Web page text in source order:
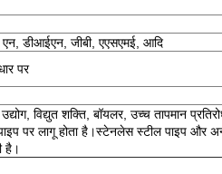
डीआईएन, जीबी, एएसएमई, आदि
पर
विद्युत शक्ति, बॉयलर, उच्च तापमान
पर लागू होता है।स्टेनलेस स्टील पाइप और
है।